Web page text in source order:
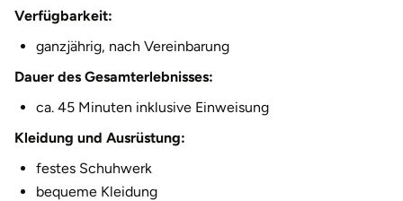
Verfügbarkeit:
ganzjährig, nach Vereinbarung
Dauer des Gesamterlebnisses:
ca. 45 Minuten inklusive Einweisung
Kleidung und Ausrüstung:
festes Schuhwerk
bequeme Kleidung
Herzogenaurach
Homburg